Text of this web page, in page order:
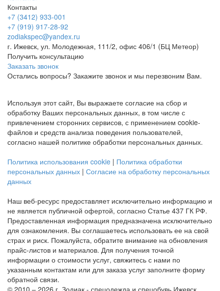
Контакты
+7 (3412) 933-001
+7 (919) 917-28-92
zodiakspec@yandex.ru
г. Ижевск, ул. Молодежная, 111/2, офис 406/1 (БЦ Метеор)
Получить консультацию
Заказать звонок
Остались вопросы? Закажите звонок и мы перезвоним Вам.
Используя этот сайт, Вы выражаете согласие на сбор и
обработку Ваших персональных данных, в том числе с
привлечением сторонних сервисов, с применением cookie-
файлов и средств анализа поведения пользователей,
согласно нашей политике обработки персональных данных.
Политика использования cookie | Политика обработки
персональных данных | Согласие на обработку персональных
данных
Наш веб-ресурс предоставляет исключительно информацию и
не является публичной офертой, согласно Статье 437 ГК РФ.
Предоставленная информация предназначена исключительно
для ознакомления. Вы соглашаетесь использовать ее на свой
страх и риск. Пожалуйста, обратите внимание на обновления
прайс-листов и материалов. Для получения точной
информации о стоимости услуг, свяжитесь с нами по
указанным контактам или для заказа услуг заполните форму
обратной связи.